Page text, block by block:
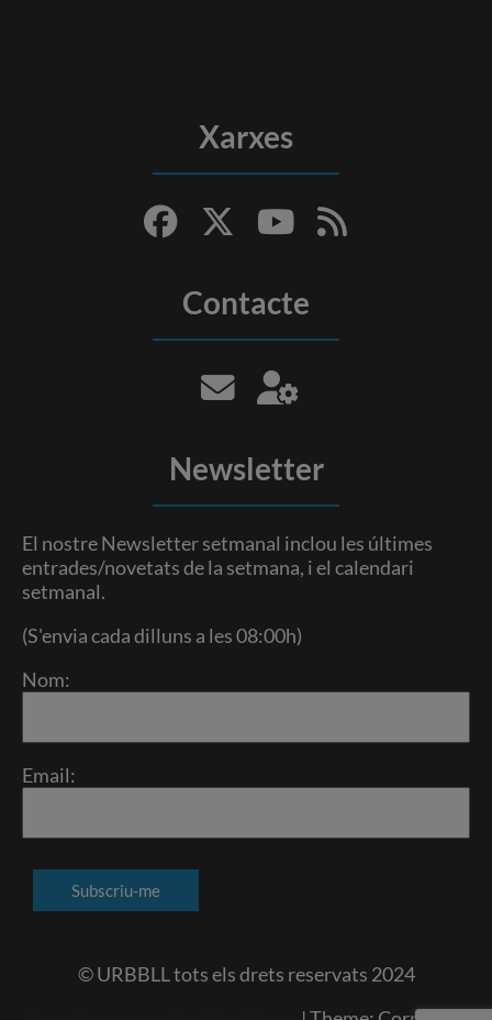
Xarxes
Contacte
Newsletter
El nostre Newsletter setmanal inclou les últimes
entrades/novetats de la setmana, i el calendari
setmanal.
(S'envia cada dilluns a les 08:00h)
Nom:
Email:
© URBBLL tots els drets reservats 2024